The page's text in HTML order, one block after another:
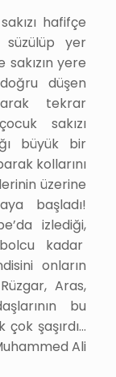
hafifçe
süzülüp yer
yere
düşen
tekrar
sakızı
büyük bir
kollarını
üzerine
başladı!
izlediği,
kadar
onların
Rüzgar, Aras,
bu
şaşırdı…
Ali